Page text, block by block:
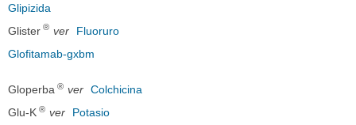
Glipizida
Glister ® ver
Fluoruro
Glofitamab-gxbm
Gloperba ® ver Colchicina
Glu-K ® ver
Potasio